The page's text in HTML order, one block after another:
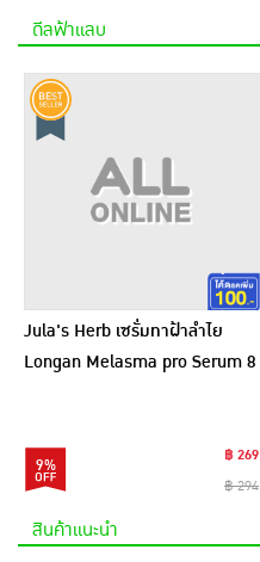
ดีลฟ้าแลบ
Jula's Herb เซรั่มทาฝ้าลำไย
Longan Melasma pro Serum 8
9%
฿ 269
฿ 294
สินค้าแนะนำ